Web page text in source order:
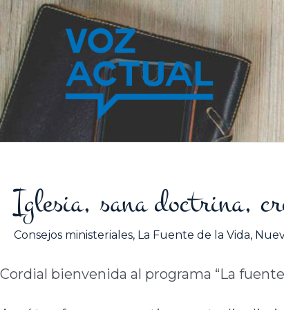
contenido
Iglesia, sana doctrina,
Consejos ministeriales, La Fuente de la Vida,
Cordial bienvenida al programa “La